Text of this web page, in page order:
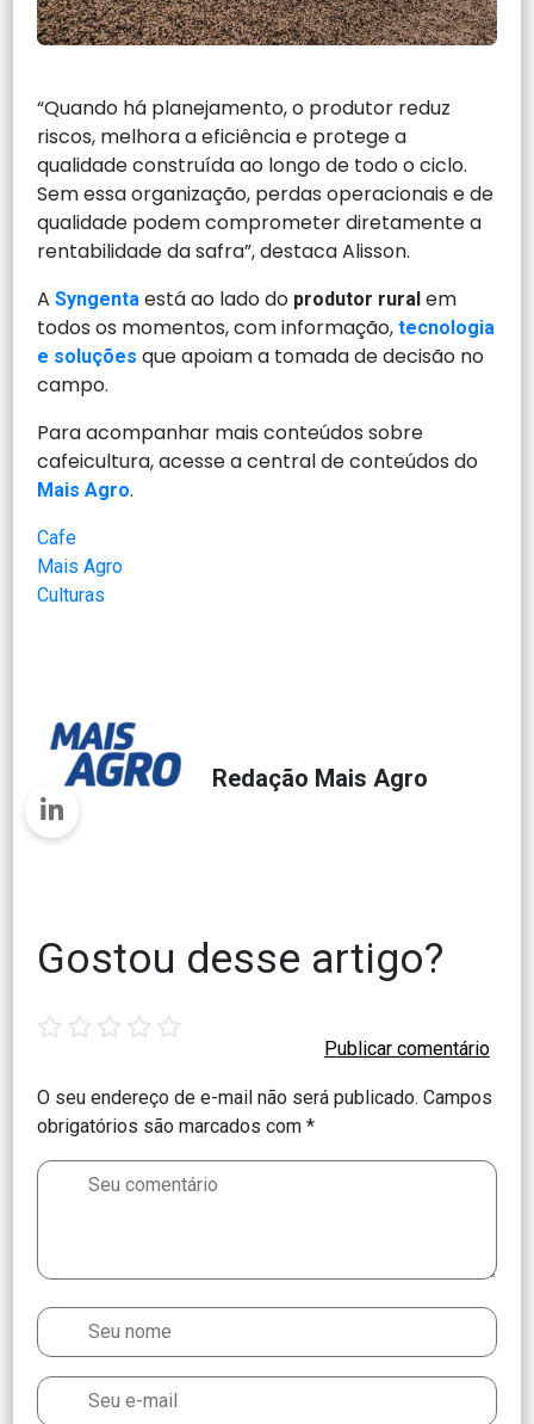
“Quando há planejamento, o produtor reduz
riscos, melhora a eficiência e protege a
qualidade construída ao longo de todo o ciclo.
Sem essa organização, perdas operacionais e de
qualidade podem comprometer diretamente a
rentabilidade da safra”, destaca Alisson.
ASyngentaestá ao lado do produtor rural em
todos os momentos, com informação,tecnologia
e soluções que apoiam a tomada de decisão no
campo.
Para acompanhar mais conteúdos sobre
cafeicultura, acesse a central de conteúdos do
Mais Agro.
Cafe
Mais Agro
Culturas
Redação Mais Agro
Gostou desse artigo?
O seu endereço de e-mail não será publicado. Campos
obrigatórios são marcados com*
star stars stars stars stars